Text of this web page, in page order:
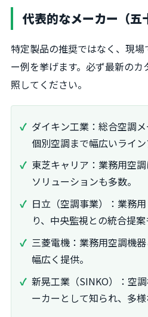
代表的なメーカー（五
特定製品の推奨ではなく、現
ー例を挙げます。必ず最新の
照してください。
ダイキン工業：総合空調
個別空調まで幅広いライン
東芝キャリア：業務用空
ソリューションも多数。
日立（空調事業）：業務
り、中央監視との統合提案
三菱電機：業務用空調機
幅広く提供。
新晃工業（SINKO）：空
ーカーとして知られ、多様